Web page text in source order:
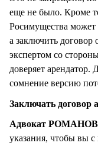
еще не было. Кроме
Росимущества
а заключить
экспертом со
доверяет арендатор.
сомнение версию
Заключать договор
Адвокат
указания, чтобы вы